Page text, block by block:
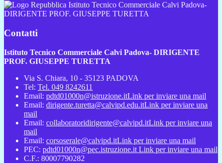
Istituto Tecnico Commerciale Calvi Padova-
DIRIGENTE PROF. GIUSEPPE TURETTA
Contatti
Istituto Tecnico Commerciale Calvi Padova- DIRIGENTE
PROF. GIUSEPPE TURETTA
Via S. Chiara, 10 - 35123 PADOVA
Tel: Tel. 049 8242611
Email: pdtd01000n@istruzione.itLink per inviare una mail
Email: dirigente.turetta@calvipd.edu.itLink per inviare una
mail
Email: collaboratoridirigente@calvipd.itLink per inviare una
mail
Email: corsoserale@calvipd.itLink per inviare una mail
PEC: pdtd01000n@pec.istruzione.it Link per inviare una mail
C.F.: 80007790282